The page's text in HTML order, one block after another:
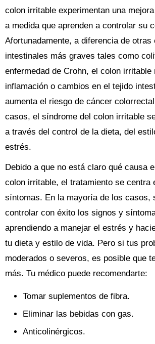
colon irritable experimentan una
a medida que aprenden a controlar su
Afortunadamente, a diferencia de otras
intestinales más graves tales como
enfermedad de Crohn, el colon irritable
inflamación o cambios en el tejido
aumenta el riesgo de cáncer
casos, el síndrome del colon irritable
a través del control de la dieta, del
estrés.
Debido a que no está claro qué causa
colon irritable, el tratamiento se centra
síntomas. En la mayoría de los casos,
controlar con éxito los signos y
aprendiendo a manejar el estrés y
tu dieta y estilo de vida. Pero si tus
moderados o severos, es posible que
más. Tu médico puede recomendarte:
Tomar suplementos de fibra.
Eliminar las bebidas con gas.
Anticolinérgicos.